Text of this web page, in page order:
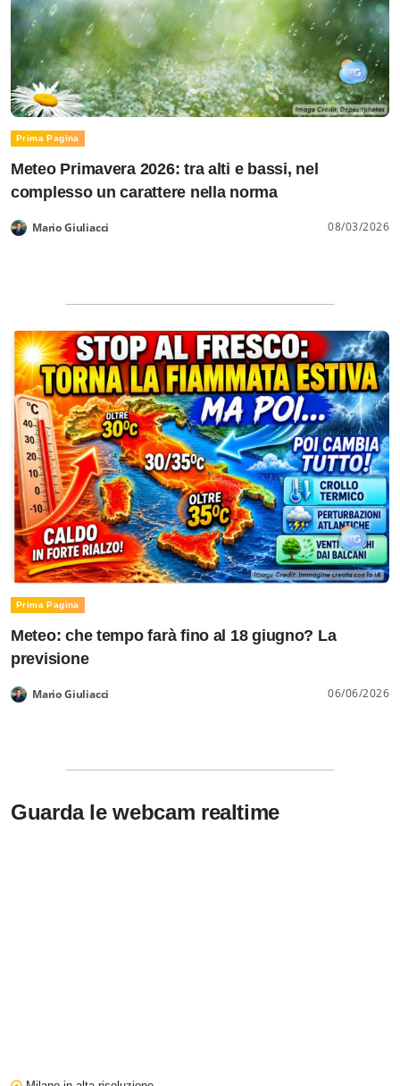
Prima Pagina
Meteo Primavera 2026: tra alti e bassi, nel
complesso un carattere nella norma
Mario Giuliacci 08/03/2026
Prima Pagina
Meteo: che tempo farà fino al 18 giugno? La
previsione
Mario Giuliacci 06/06/2026
Guarda lewebcam realtime